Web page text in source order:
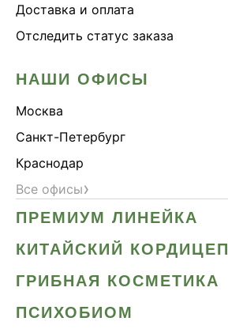
Доставка и оплата
Отследить статус заказа
НАШИ ОФИСЫ
Москва
Санкт-Петербург
Краснодар
Все офисы›
ПРЕМИУМ ЛИНЕЙКА
КИТАЙСКИЙ
ГРИБНАЯ КОСМЕТИКА
ПСИХОБИОМ